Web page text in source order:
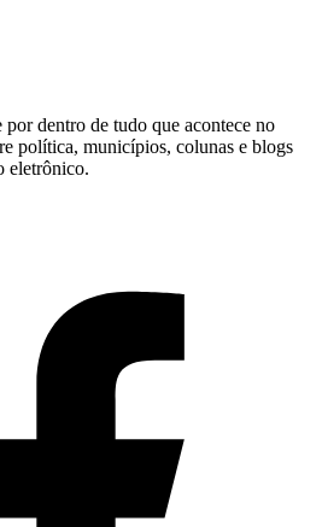
dentro de tudo que acontece no
política, municípios, colunas e blogs
eletrônico.